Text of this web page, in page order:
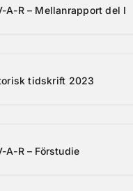
A-R – Mellanrapport del I
tidskrift 2023
A-R – Förstudie